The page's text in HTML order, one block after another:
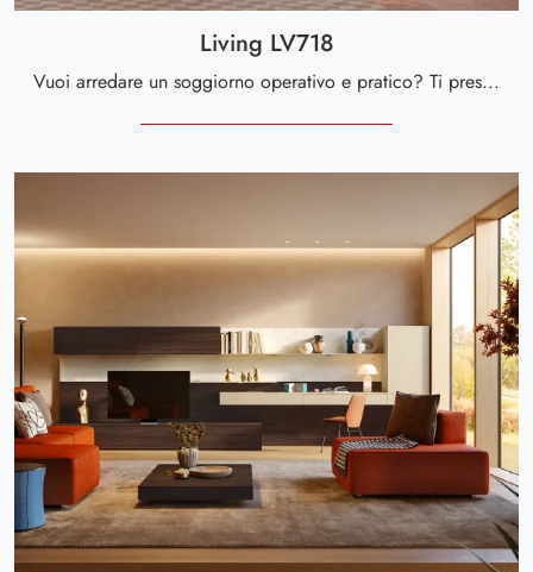
Living LV718
Vuoi arredare un soggiorno operativo e pratico? Ti presentiamo la parete attrezzata Living LV718 Giessegi dalle forme decise moderne.